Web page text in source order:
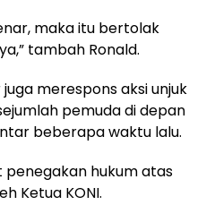
maka itu bertolak
tambah Ronald.
merespons aksi unjuk
pemuda di depan
beberapa waktu lalu.
hukum atas
Ketua KONI.